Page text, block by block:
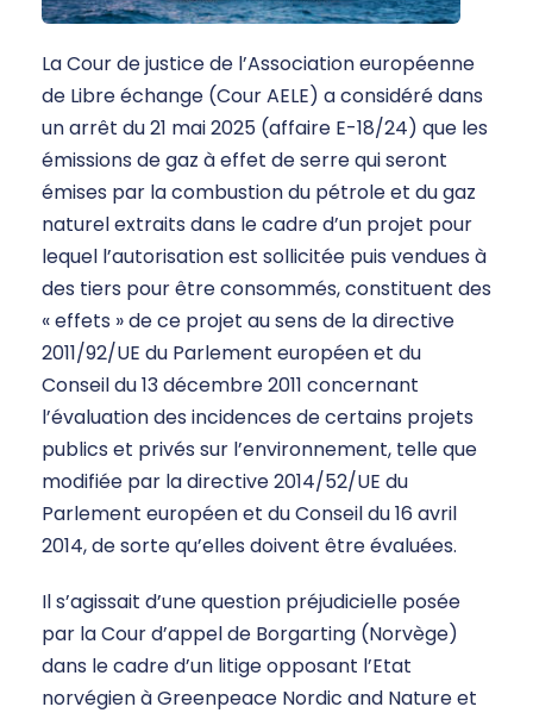
La Cour de justice de l’Association européenne
de Libre échange (Cour AELE) a considéré dans
un arrêt du 21 mai 2025 (affaire E-18/24) que les
émissions de gaz à effet de serre qui seront
émises par la combustion du pétrole et du gaz
naturel extraits dans le cadre d’un projet pour
lequel l’autorisation est sollicitée puis vendues à
des tiers pour être consommés, constituent des
« effets » de ce projet au sens de la directive
2011/92/UE du Parlement européen et du
Conseil du 13 décembre 2011 concernant
l’évaluation des incidences de certains projets
publics et privés sur l’environnement, telle que
modifiée par la directive 2014/52/UE du
Parlement européen et du Conseil du 16 avril
2014, de sorte qu’elles doivent être évaluées.
Il s’agissait d’une question préjudicielle posée
par la Cour d’appel de Borgarting (Norvège)
dans le cadre d’un litige opposant l’Etat
norvégien à Greenpeace Nordic and Nature et